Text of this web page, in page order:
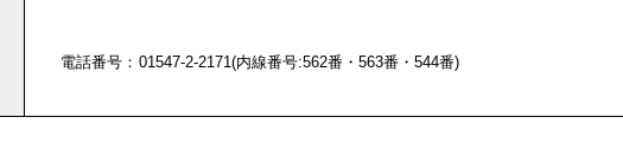
電話番号 01547-2-2171(内線番号:562番・563番・544番)